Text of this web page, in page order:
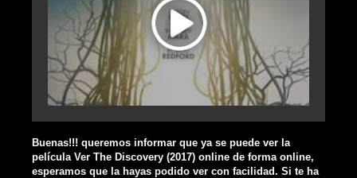
Buenas!!! queremos informar que ya se puede ver la
película Ver The Discovery (2017) online de forma online,
esperamos que la hayas podido ver con facilidad. Si te ha